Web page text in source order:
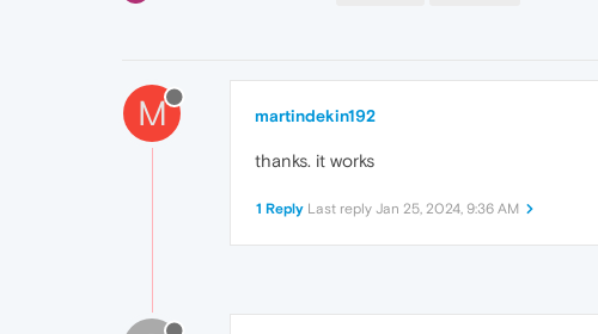
M martindekin192
thanks. it works
1 Reply Last reply Jan 25, 2024, 9:36 AM